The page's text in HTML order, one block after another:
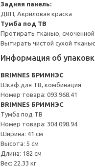
Задняя панель:
ДВП, Акриловая краска
Тумба под ТВ
Протирать тканью,
Вытирать чистой сухой
Информация об
BRIMNES БРИМНЭС
Шкаф для ТВ, комбинация
Номер товара: 093.968.41
BRIMNES БРИМНЭС
Тумба под ТВ
Номер товара: 304.098.94
Ширина: 41 см
Высота: 5 см
Длина: 182 см
Вес: 22.33 кг